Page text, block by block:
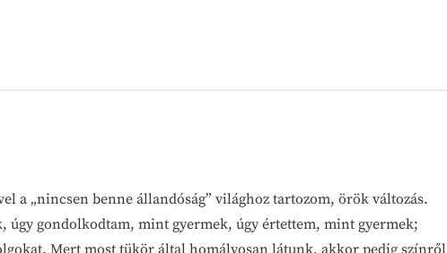
a „nincsen benne állandóság” világhoz tartozom, örök változás.
úgy gondolkodtam, mint gyermek, úgy értettem, mint gyermek;
Mert most tükör által homályosan látunk, akkor pedig színről